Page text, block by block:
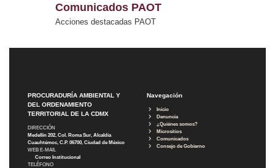
Comunicados PAOT
Acciones destacadas PAOT
PROCURADURÍA AMBIENTAL Y
DEL ORDENAMIENTO
TERRITORIAL DE LA CDMX
DIRECCIÓN
Medellín 202, Col. Roma Sur, Alcaldía
Cuauhtémoc, C.P. 06700, Ciudad de México
WEB E-MAIL
Correo Institucional
TELÉFONO
Navegación
Inicio
Denuncia
¿Quiénes somos?
Micrositios
Comunicados
Consejo de Gobierno